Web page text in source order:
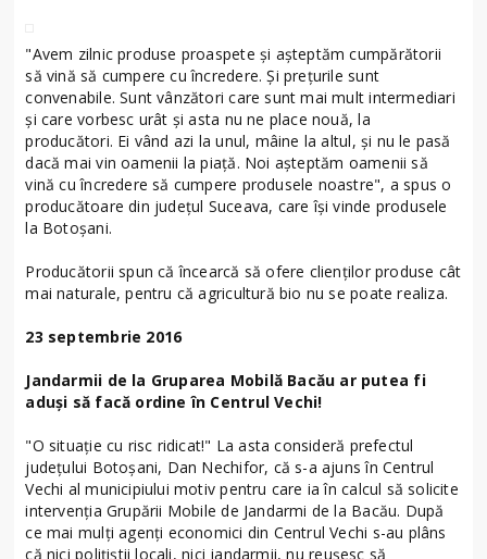
"Avem zilnic produse proaspete și așteptăm cumpărătorii
să vină să cumpere cu încredere. Și prețurile sunt
convenabile. Sunt vânzători care sunt mai mult intermediari
și care vorbesc urât și asta nu ne place nouă, la
producători. Ei vând azi la unul, mâine la altul, și nu le pasă
dacă mai vin oamenii la piață. Noi așteptăm oamenii să
vină cu încredere să cumpere produsele noastre", a spus o
producătoare din județul Suceava, care își vinde produsele
la Botoșani.
Producătorii spun că încearcă să ofere clienților produse cât
mai naturale, pentru că agricultură bio nu se poate realiza.
23 septembrie 2016
Jandarmii de la Gruparea Mobilă Bacău ar putea fi
aduși să facă ordine în Centrul Vechi!
"O situație cu risc ridicat!" La asta consideră prefectul
județului Botoșani, Dan Nechifor, că s-a ajuns în Centrul
Vechi al municipiului motiv pentru care ia în calcul să solicite
intervenția Grupării Mobile de Jandarmi de la Bacău. După
ce mai mulți agenți economici din Centrul Vechi s-au plâns
că nici polițiștii locali, nici jandarmii, nu reușesc să